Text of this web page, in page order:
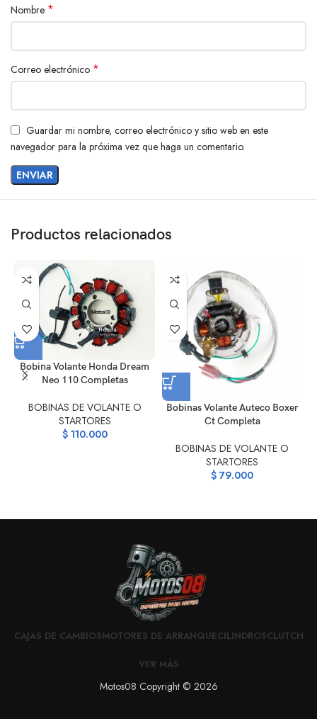
Nombre *
Correo electrónico *
Guardar mi nombre, correo electrónico y sitio web en este
navegador para la próxima vez que haga un comentario.
Productos relacionados
Bobina Volante Honda Dream
Neo 110 Completas
BOBINAS DE VOLANTE O
STARTORES
$110.000
Bobinas Volante Auteco Boxer
Ct Completa
BOBINAS DE VOLANTE O
STARTORES
$ 79.000
CAJAS DE CAMBIOSMOTORES DE ARRANQUECILINDROSCLUTCH
VER MÁS
Motos08 Copyright © 2026